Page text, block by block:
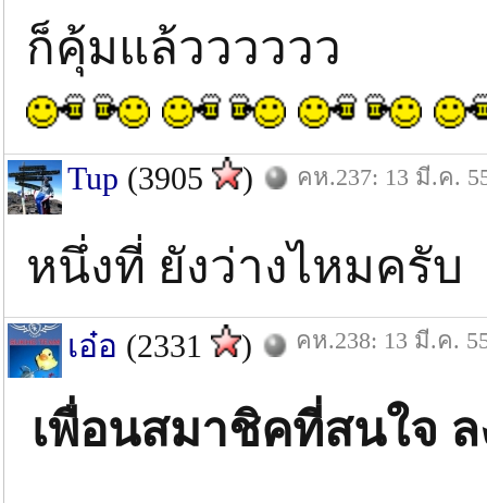
ก็คุ้มแล้วววววว
Tup (3905 ) คห.237: 13 มี.ค.
หนึ่งที่ ยังว่างไหมครับ
เอ๋อ (2331 ) คห.238: 13 มี.ค.
เพื่อนสมาชิคที่สนใจ ล